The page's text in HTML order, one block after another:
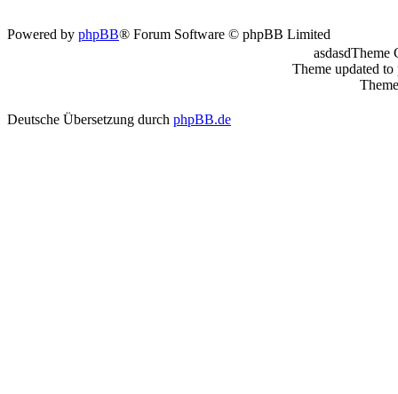
Powered by phpBB® Forum Software © phpBB Limited
asdasdTheme
Theme updated
Deutsche Übersetzung durch phpBB.de